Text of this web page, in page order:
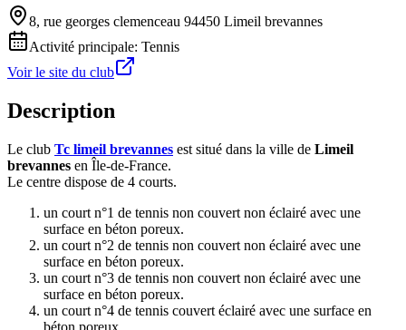
8, rue georges clemenceau 94450 Limeil brevannes
Activité principale: Tennis
Voir le site du club
Description
Le club Tc limeil brevannes est situé dans la ville de Limeil
brevannes en Île-de-France.
Le centre dispose de 4 courts.
un court n°1 de tennis non couvert non éclairé avec une
surface en béton poreux.
un court n°2 de tennis non couvert non éclairé avec une
surface en béton poreux.
un court n°3 de tennis non couvert non éclairé avec une
surface en béton poreux.
un court n°4 de tennis couvert éclairé avec une surface en
béton poreux.